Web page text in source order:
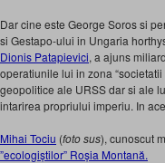
Dar cine este George Soros si
si Gestapo-ului in Ungaria
Dionis Patapievici, a ajuns
operatiunile lui in zona
geopolitice ale URSS dar si ale
intarirea propriului imperiu. In
Mihai Tociu (foto sus), cunoscut
”ecologiștilor” Roșia Montană.